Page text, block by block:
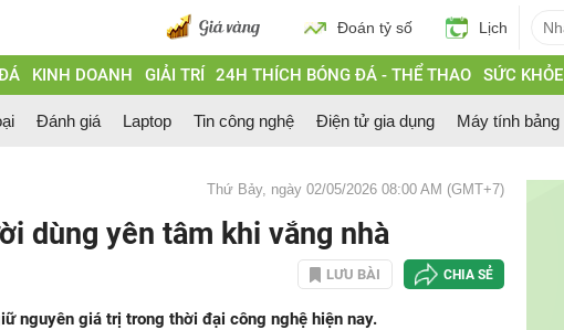
Đoán tỷ số Lịch
KINH DOANH GIẢI TRÍ 24H THÍCH BÓNG ĐÁ - THỂ THAO SỨC KHỎE
Đánh giá Laptop Tin công nghệ Điện tử gia dụng Máy tính bảng
Thứ Bảy, ngày 02/05/2026 08:00 AM (GMT+7)
dùng yên tâm khi vắng nhà
LƯU BÀI CHIA SẺ
nguyên giá trị trong thời đại công nghệ hiện nay.